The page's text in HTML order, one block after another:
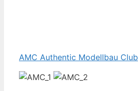
AMC Authentic Modellbau Club